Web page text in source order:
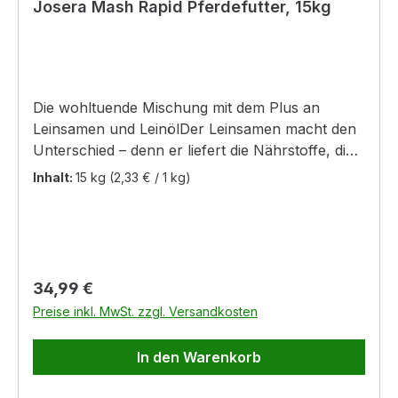
Josera Mash Rapid Pferdefutter, 15kg
Die wohltuende Mischung mit dem Plus an
Leinsamen und LeinölDer Leinsamen macht den
Unterschied – denn er liefert die Nährstoffe, die
Mash bei Pferd und Reiter seit Generationen so
nicht mehr gekocht werden. Mit warmem Wasser
angerührt kann Josera Mash Rapid nach nur 15-
20 Minuten Quellzeit verfüttert werden (bei der
Verwendung von kaltem Wasser verlängert sich
Inhalt: 15 kg (2,33 € / 1 kg)
Regulärer Preis:
34,99 €
Preise inkl. MwSt. zzgl. Versandkosten
In den Warenkorb